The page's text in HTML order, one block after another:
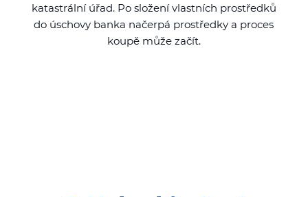
katastrální úřad. Po složení vlastních prostředků
do úschovy banka načerpá prostředky a proces
koupě může začít.